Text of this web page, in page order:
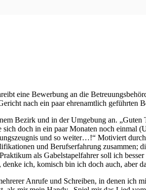
eine Bewerbung an die
nach ein paar ehrenamtlich geführten
Bezirk und in der Umgebung an.
doch in ein paar Monaten noch einmal
und so weiter…!“ Motiviert
und Berufserfahrung
als Gabelstapelfahrer soll ich
ich, komisch bin ich doch auch, aber
Anrufe und Schreiben, in denen ich